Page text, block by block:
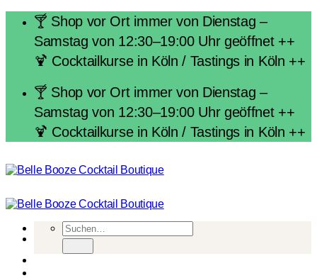
springen
🍸 Shop vor Ort immer von Dienstag –
Samstag von 12:30–19:00 Uhr geöffnet ++
🍹 Cocktailkurse in Köln / Tastings in Köln ++
🍸 Shop vor Ort immer von Dienstag –
Samstag von 12:30–19:00 Uhr geöffnet ++
🍹 Cocktailkurse in Köln / Tastings in Köln ++
Suchen
nach: